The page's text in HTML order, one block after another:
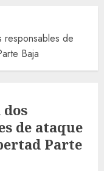
responsables de
Baja
de ataque
Parte